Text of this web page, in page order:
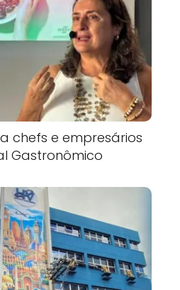
chefs e empresários
Gastronômico